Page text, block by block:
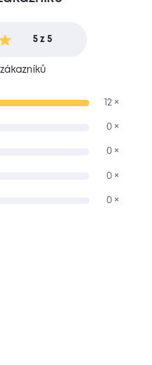
5 z 5
zákazníků
12 ×
0 ×
0 ×
0 ×
0 ×